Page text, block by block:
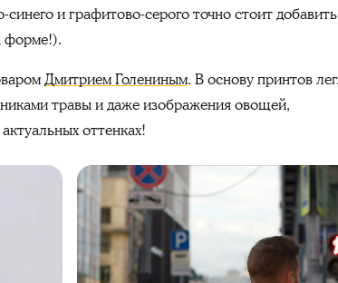
и графитово-серого точно стоит добавить
форме!).
Дмитрием Голениным. В основу принтов
травы и даже изображения овощей,
оттенках!